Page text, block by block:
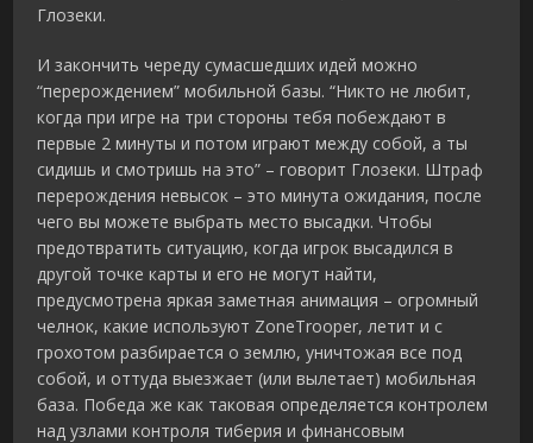
Глозеки.
И закончить череду сумасшедших идей можно
“перерождением” мобильной базы. “Никто не любит,
когда при игре на три стороны тебя побеждают в
первые 2 минуты и потом играют между собой, а ты
сидишь и смотришь на это” – говорит Глозеки. Штраф
перерождения невысок – это минута ожидания, после
чего вы можете выбрать место высадки. Чтобы
предотвратить ситуацию, когда игрок высадился в
другой точке карты и его не могут найти,
предусмотрена яркая заметная анимация – огромный
челнок, какие используют ZoneTrooper, летит и с
грохотом разбирается о землю, уничтожая все под
собой, и оттуда выезжает (или вылетает) мобильная
база. Победа же как таковая определяется контролем
над узлами контроля тиберия и финансовым